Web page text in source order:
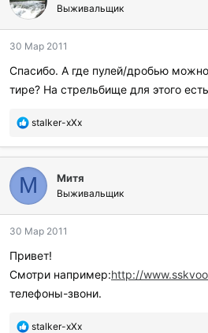
г
о
а
и
л
:
Выживальщик
30 Мар 2011
Спасибо. А где пулей/дробью
тире? На стрельбище для этого
П
б
а
г
о
а
и
л
и
stalker-xXx
М Митя
Выживальщик
30 Мар 2011
Привет!
Смотри например:http://
телефоны-звони.
П
stalker-xXx